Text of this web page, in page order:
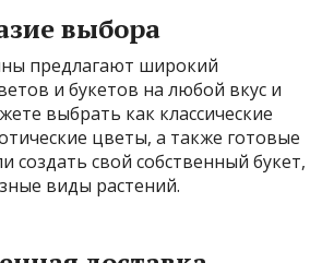
выбора
предлагают широкий
и букетов на любой вкус и
выбрать как классические
цветы, а также готовые
создать свой собственный букет,
виды растений.